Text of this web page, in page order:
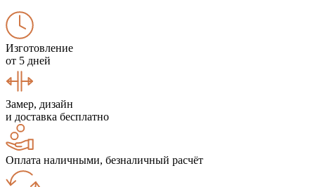
Изготовление
от 5 дней
Замер, дизайн
и доставка бесплатно
Оплата наличными, безналичный расчёт